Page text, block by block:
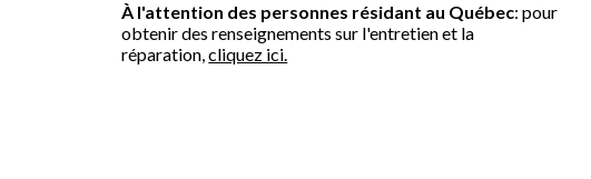
À l'attention des personnes résidant au Québec: pour
obtenir des renseignements sur l'entretien et la
réparation,cliquez ici.